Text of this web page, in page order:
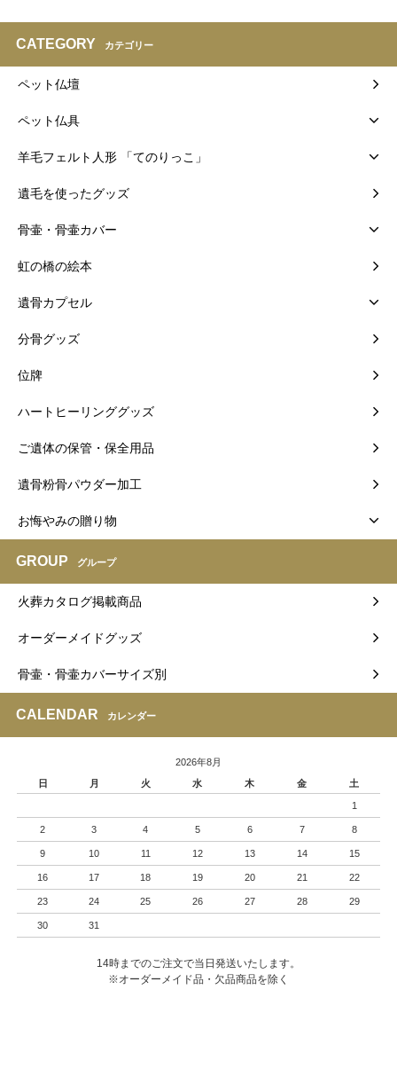
CATEGORY カテゴリー
ペット仏壇
ペット仏具
羊毛フェルト人形 「てのりっこ」
遺毛を使ったグッズ
骨壷・骨壷カバー
虹の橋の絵本
遺骨カプセル
分骨グッズ
位牌
ハートヒーリンググッズ
ご遺体の保管・保全用品
遺骨粉骨パウダー加工
お悔やみの贈り物
GROUP グループ
火葬カタログ掲載商品
オーダーメイドグッズ
骨壷・骨壷カバーサイズ別
CALENDAR カレンダー
2026年8月
日
月 火 水 木 金 土
1
2 3 4 5 6 7 8
9 10 11 12 13 14 15
16 17 18 19 20 21 22
23 24 25 26 27 28 29
30 31
14時までのご注文で当日発送いたします。
※オーダーメイド品・欠品商品を除く